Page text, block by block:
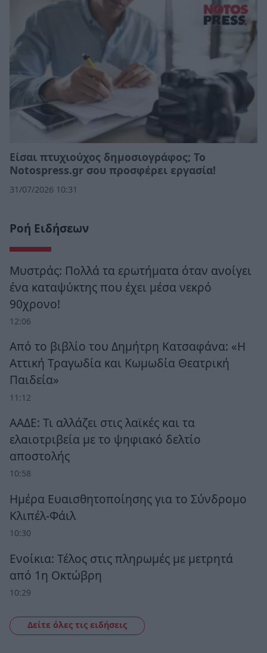
Eίσαι πτυχιούχος δημοσιογράφος; Το
Notospress.gr σου προσφέρει εργασία!
31/07/2026 10:31
Ροή Ειδήσεων
Μυστράς: Πολλά τα ερωτήματα όταν ανοίγει
ένα καταψύκτης που έχει μέσα νεκρό
90χρονο!
12:06
Από το βιβλίο του Δημήτρη Κατσαφάνα: «Η
Αττική Τραγωδία και Κωμωδία Θεατρική
Παιδεία»
11:12
ΑΑΔΕ: Τι αλλάζει στις λαϊκές και τα
ελαιοτριβεία με το ψηφιακό δελτίο
αποστολής
10:58
Ημέρα Ευαισθητοποίησης για το Σύνδρομο
Κλιπέλ-Φάιλ
10:30
Ενοίκια: Τέλος στις πληρωμές με μετρητά
από 1η Οκτώβρη
10:29
Δείτε όλες τις ειδήσεις